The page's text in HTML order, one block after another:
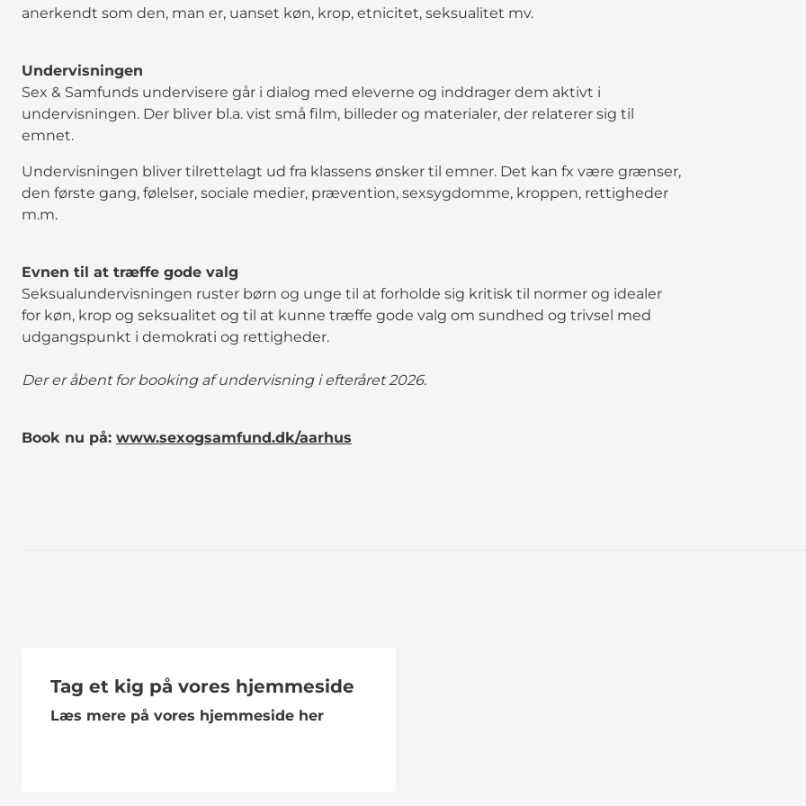
anerkendt som den, man er, uanset køn, krop, etnicitet, seksualitet mv.
Undervisningen
Sex & Samfunds undervisere går i dialog med eleverne og inddrager dem aktivt i
undervisningen. Der bliver bl.a. vist små film, billeder og materialer, der relaterer sig til
emnet.
Undervisningen bliver tilrettelagt ud fra klassens ønsker til emner. Det kan fx være grænser,
den første gang, følelser, sociale medier, prævention, sexsygdomme, kroppen, rettigheder
m.m.
Evnen til at træffe gode valg
Seksualundervisningen ruster børn og unge til at forholde sig kritisk til normer og idealer
for køn, krop og seksualitet og til at kunne træffe gode valg om sundhed og trivsel med
udgangspunkt i demokrati og rettigheder.
Der er åbent for booking af undervisning i efteråret 2026.
Book nu på: www.sexogsamfund.dk/aarhus
Tag et kig på vores hjemmeside
Læs mere på vores hjemmeside her